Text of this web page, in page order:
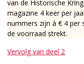
van de Historische
magazine 4 keer per
nummers zijn à € 4 per
de voorraad strekt.
Vervolg van deel 2